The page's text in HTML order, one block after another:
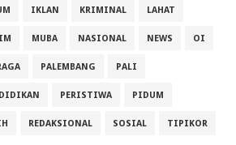
IKLAN KRIMINAL LAHAT
MUBA NASIONAL NEWS OI
PALEMBANG PALI
PERISTIWA PIDUM
REDAKSIONAL SOSIAL TIPIKOR